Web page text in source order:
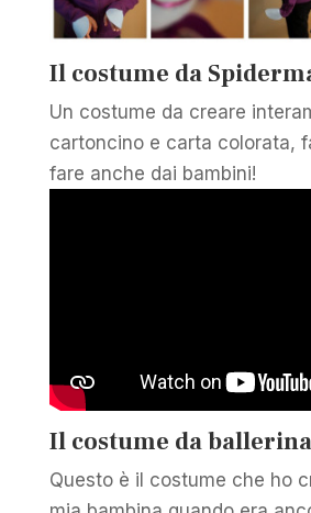
Il costume da
Un costume da creare
cartoncino e carta colorata,
fare anche dai bambini!
Il costume da ballerina
Questo è il costume che ho